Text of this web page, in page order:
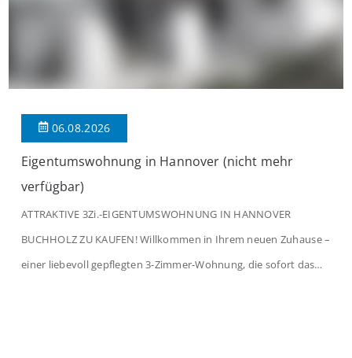
06.08.2026
Eigentumswohnung in Hannover (nicht mehr
verfügbar)
ATTRAKTIVE 3Zi.-EIGENTUMSWOHNUNG IN HANNOVER
BUCHHOLZ ZU KAUFEN! Willkommen in Ihrem neuen Zuhause –
einer liebevoll gepflegten 3-Zimmer-Wohnung, die sofort das